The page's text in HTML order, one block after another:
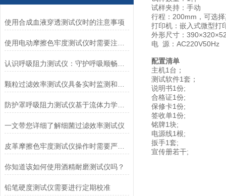
使用合成血液穿透测试仪时的注意事项
防护罩呼吸阻力测试仪基于流体力学与压力传感技术
一文带您详细了解细菌过滤效率测试仪
皮革摩擦色牢度测试仪操作时需要严格遵循规程
你知道该如何使用酒精耐磨测试仪吗？
铅笔硬度测试仪需要进行定期校准
试样夹持：手动
行程：200mm，可选
打印机：嵌入式微型打
外形尺寸：
电 源：AC220V50Hz
配置清单
主机1台；
测试软件1套；
说明书1份;
合格证1份;
保修卡1份;
签收单1份;
铭牌1块;
电源线1根;
扳手1套;
宣传册若干;